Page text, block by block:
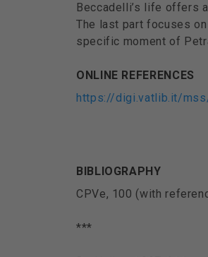
Beccadelli’s life offers
The last part focuses
specific moment of
ONLINE REFERENCES
https://digi.vatlib.it/
BIBLIOGRAPHY
CPVe, 100 (with
***